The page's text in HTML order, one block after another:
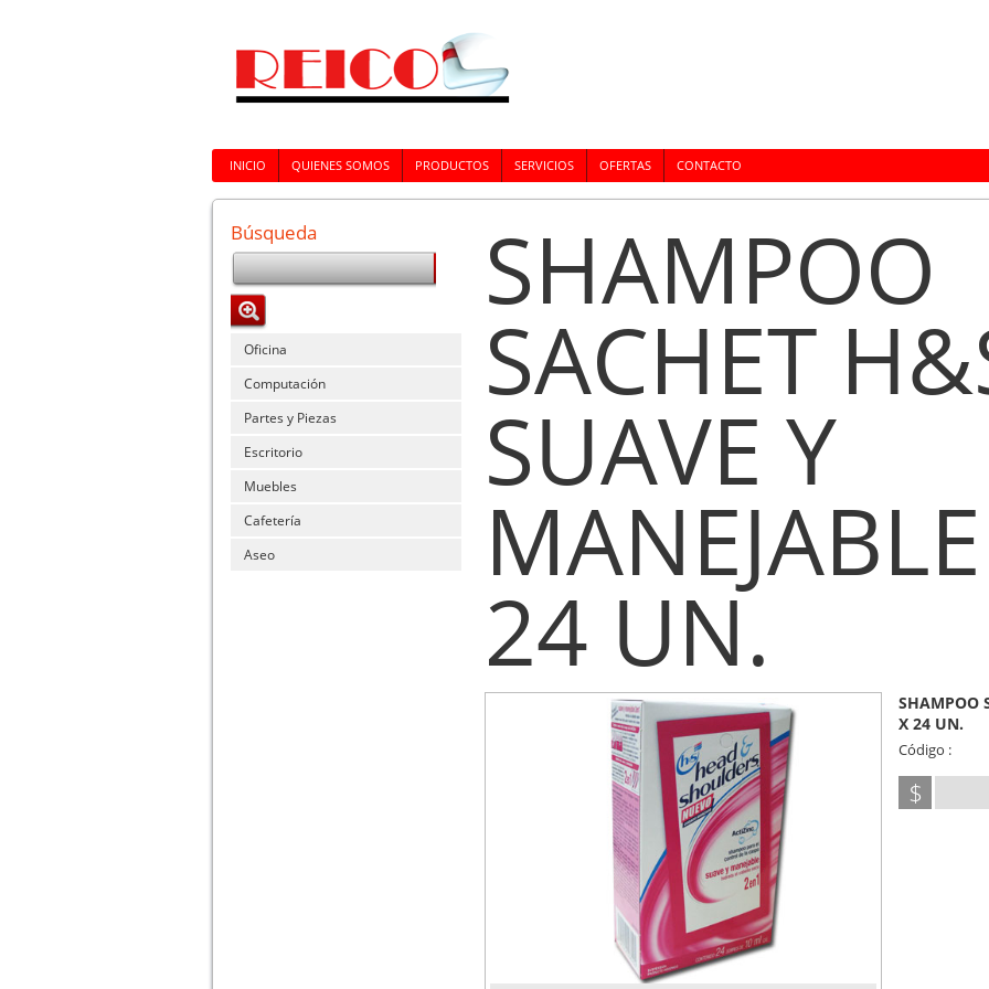
INICIO QUIENES SOMOS PRODUCTOS SERVICIOS OFERTAS CONTACTO
Búsqueda
Oficina
Computación
Partes y Piezas
Escritorio
Muebles
Cafetería
Aseo
SHAMPOO
SACHET
SUAVE Y
24 UN.
SHAMPOO
X 24 UN.
Código :
$